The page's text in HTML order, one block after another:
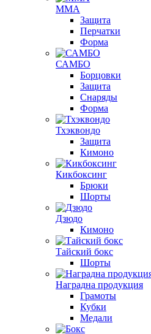
ММА
Защита
Перчатки
Форма
САМБО
Борцовки
Защита
Снаряды
Форма
Тхэквондо
Защита
Кимоно
Кикбоксинг
Брюки
Шорты
Дзюдо
Кимоно
Тайский бокс
Шорты
Наградна продукция
Грамоты
Кубки
Медали